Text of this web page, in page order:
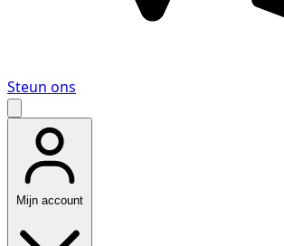
Steun ons
Mijn account